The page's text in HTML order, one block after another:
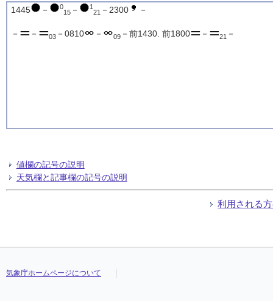
23
1004.9 1006.9 0.5
23
1004.9 1006.9 0.5
23
1004.9 1006.9 0.5
23
1004.9 1006.9 0.5
1445
－ 0
15－ 1
21 －2300 －
－ － 03－0810 － 09－前1430. 前1800 － 21 －
値欄の記号の説明
天気欄と記事欄の記号の説明
利用される
気象庁ホームページについて